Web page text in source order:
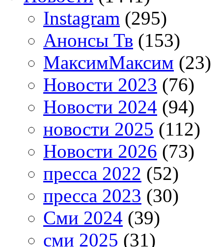
Instagram (295)
Анонсы Тв (153)
МаксимМаксим (23)
Новости 2023 (76)
Новости 2024 (94)
новости 2025 (112)
Новости 2026 (73)
пресса 2022 (52)
пресса 2023 (30)
Сми 2024 (39)
сми 2025 (31)